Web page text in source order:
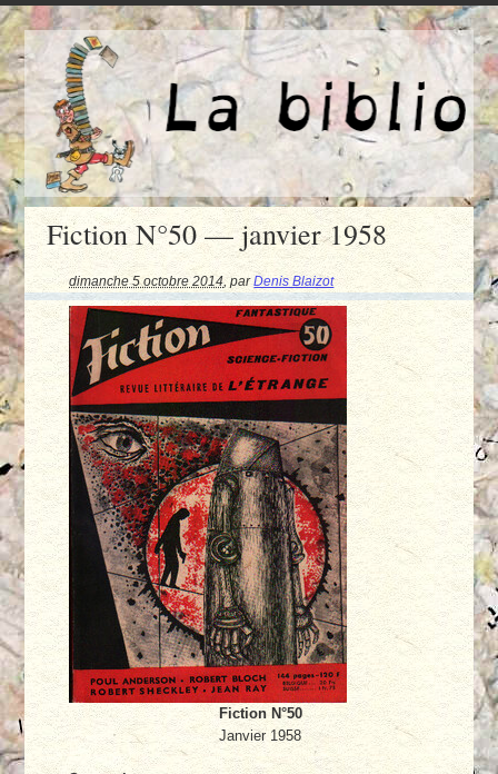
Fiction N°50 — janvier 1958
dimanche 5 octobre 2014,parDenis Blaizot
Fiction N°50
Janvier 1958